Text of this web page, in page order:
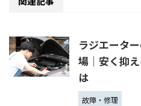
ラジエータ
場│安く抑え
は
故障・修理